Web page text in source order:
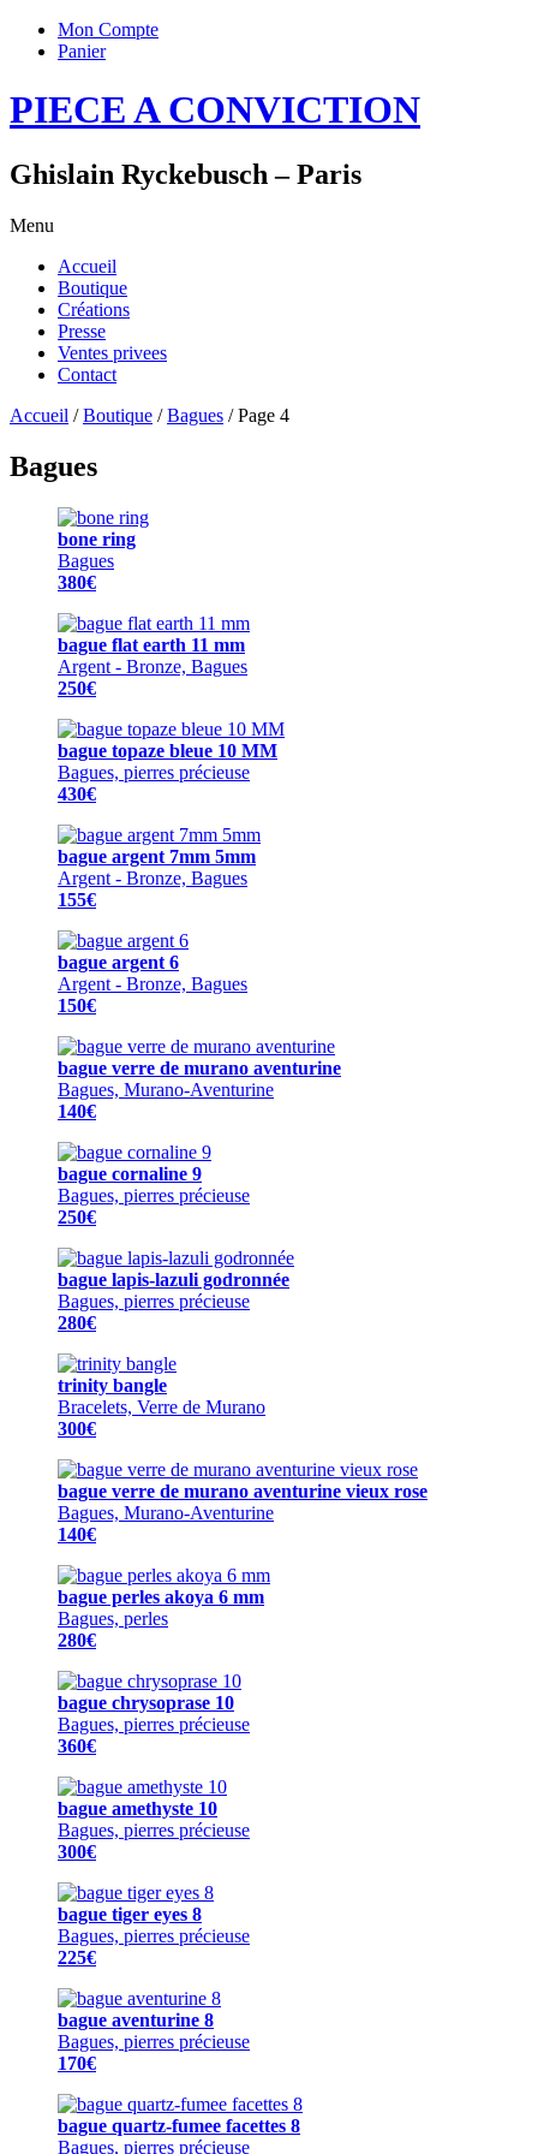
Mon Compte
Panier
PIECE A CONVICTION
Ghislain Ryckebusch – Paris
Menu
Accueil
Boutique
Créations
Presse
Ventes privees
Contact
Accueil /Boutique /Bagues / Page 4
Bagues
bone ring
Bagues
380€
bague flat earth 11 mm
Argent - Bronze, Bagues
250€
bague topaze bleue 10 MM
Bagues, pierres précieuse
430€
bague argent 7mm 5mm
Argent - Bronze, Bagues
155€
bague argent 6
Argent - Bronze, Bagues
150€
bague verre de murano aventurine
Bagues, Murano-Aventurine
140€
bague cornaline 9
Bagues, pierres précieuse
250€
bague lapis-lazuli godronnée
Bagues, pierres précieuse
280€
trinity bangle
Bracelets, Verre de Murano
300€
bague verre de murano aventurine vieux rose
Bagues, Murano-Aventurine
140€
bague perles akoya 6 mm
Bagues, perles
280€
bague chrysoprase 10
Bagues, pierres précieuse
360€
bague amethyste 10
Bagues, pierres précieuse
300€
bague tiger eyes 8
Bagues, pierres précieuse
225€
bague aventurine 8
Bagues, pierres précieuse
170€
bague quartz-fumee facettes 8
Bagues, pierres précieuse